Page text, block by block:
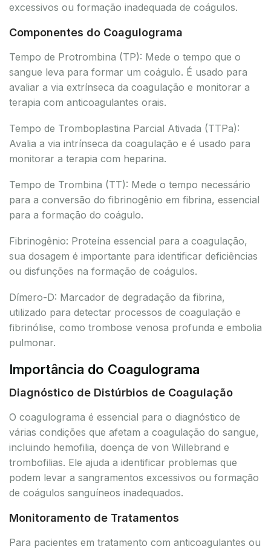
excessivos ou formação inadequada de coágulos.
Componentes do Coagulograma
Tempo de Protrombina (TP): Mede o tempo que o
sangue leva para formar um coágulo. É usado para
avaliar a via extrínseca da coagulação e monitorar a
terapia com anticoagulantes orais.
Tempo de Tromboplastina Parcial Ativada (TTPa):
Avalia a via intrínseca da coagulação e é usado para
monitorar a terapia com heparina.
Tempo de Trombina (TT): Mede o tempo necessário
para a conversão do fibrinogênio em fibrina, essencial
para a formação do coágulo.
Fibrinogênio: Proteína essencial para a coagulação,
sua dosagem é importante para identificar deficiências
ou disfunções na formação de coágulos.
Dímero-D: Marcador de degradação da fibrina,
utilizado para detectar processos de coagulação e
fibrinólise, como trombose venosa profunda e embolia
pulmonar.
Importância do Coagulograma
Diagnóstico de Distúrbios de Coagulação
O coagulograma é essencial para o diagnóstico de
várias condições que afetam a coagulação do sangue,
incluindo hemofilia, doença de von Willebrand e
trombofilias. Ele ajuda a identificar problemas que
podem levar a sangramentos excessivos ou formação
de coágulos sanguíneos inadequados.
Monitoramento de Tratamentos
Para pacientes em tratamento com anticoagulantes ou